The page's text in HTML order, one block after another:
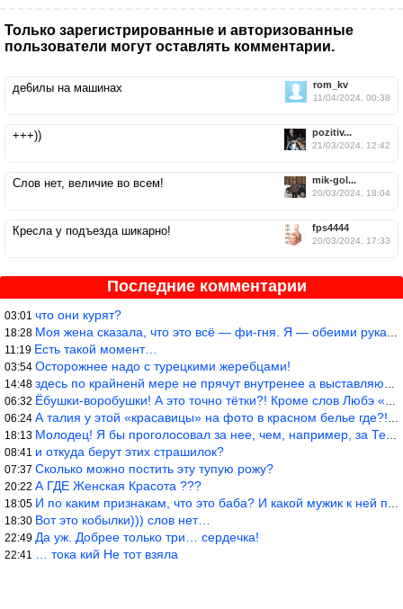
Только зарегистрированные и авторизованные
пользователи могут оставлять комментарии.
rom_kv
11/04/2024, 00:38
де6илы на машинах
pozitiv...
21/03/2024, 12:42
+++))
mik-gol...
20/03/2024, 18:04
Слов нет, величие во всем!
fps4444
20/03/2024, 17:33
Кресла у подъезда шикарно!
Последние комментарии
03:01 что они курят?
18:28 Моя жена сказала, что это всё — фи-гня. Я — обеими руками — ЗА!!
11:19 Есть такой момент…
03:54 Осторожнее надо с турецкими жеребцами!
14:48 здесь по крайненй мере не прячут внутренее а выставляют напоказ,
06:32 Ёбушки-воробушки! А это точно тётки?! Кроме слов Любэ «ты агрега
06:24 А талия у этой «красавицы» на фото в красном белье где?!)))
18:13 Молодец! Я бы проголосовал за нее, чем, например, за Терешкову!
08:41 и откуда берут этих страшилок?
07:37 Сколько можно постить эту тупую рожу?
20:22 А ГДЕ Женская Красота ???
18:05 И по каким признакам, что это баба? И какой мужик к ней приблизи
18:30 Вот это кобылки))) слов нет…
22:49 Да уж. Добрее только три… сердечка!
22:41 … тока кий Не тот взяла